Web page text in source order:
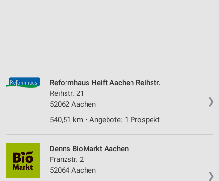
❯
Reformhaus Heift Aachen Reihstr.
Reihstr. 21
52062 Aachen
540,51 km • Angebote: 1 Prospekt
❯
Denns BioMarkt Aachen
Franzstr. 2
52064 Aachen